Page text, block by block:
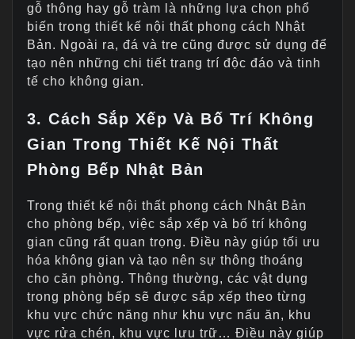
gỗ thông hay gỗ tràm là những lựa chọn phổ
biến trong thiết kế nội thất phong cách Nhật
Bản. Ngoài ra, đá và tre cũng được sử dụng để
tạo nên những chi tiết trang trí độc đáo và tinh
tế cho không gian.
3. Cách Sắp Xếp Và Bố Trí Không
Gian Trong Thiết Kế Nội Thất
Phòng Bếp Nhật Bản
Trong thiết kế nội thất phong cách Nhật Bản
cho phòng bếp, việc sắp xếp và bố trí không
gian cũng rất quan trọng. Điều này giúp tối ưu
hóa không gian và tạo nên sự thông thoáng
cho căn phòng. Thông thường, các vật dụng
trong phòng bếp sẽ được sắp xếp theo từng
khu vực chức năng như khu vực nấu ăn, khu
vực rửa chén, khu vực lưu trữ… Điều này giúp